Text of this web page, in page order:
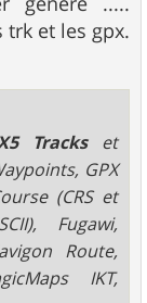
trk et les gpx.
Trackset
GPX
(CRS et
Fugawi,
Route,
IKT,